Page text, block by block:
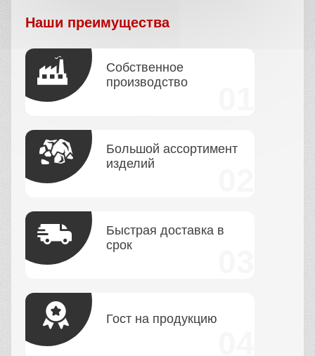
Наши преимущества
Собственное
производство
Большой ассортимент
изделий
Быстрая доставка в
срок
Гост на продукцию